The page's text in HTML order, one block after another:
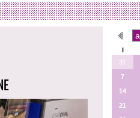
l
31
7
14
21